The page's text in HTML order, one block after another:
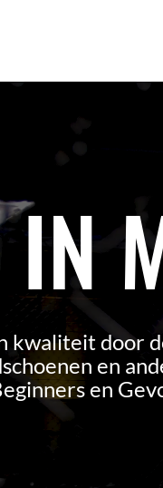
kwaliteit door
en
en